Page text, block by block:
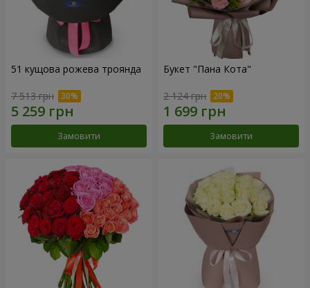
51 кущова рожева троянда
7 513 грн
Замовити
Букет "Пана Кота"
2 124 грн
Замовити